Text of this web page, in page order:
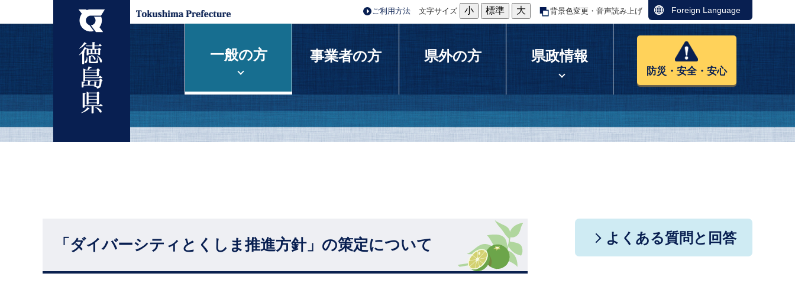
ご利用方法 文字サイズ 小 標準 大 背景色変更・音声読み上げ Foreign Language
一般の方 事業者の方 県外の方 県政情報
防災・安全・安心
「ダイバーシティとくしま推進方針」の策定について よくある質問と回答